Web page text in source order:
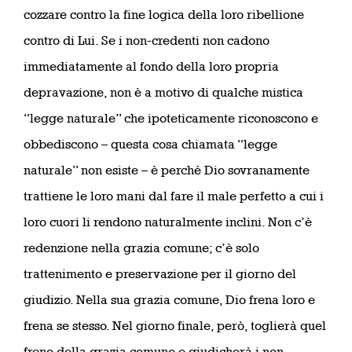
cozzare contro la fine logica della loro ribellione
contro di Lui. Se i non-credenti non cadono
immediatamente al fondo della loro propria
depravazione, non è a motivo di qualche mistica
“legge naturale” che ipoteticamente riconoscono e
obbediscono – questa cosa chiamata “legge
naturale” non esiste – è perché Dio sovranamente
trattiene le loro mani dal fare il male perfetto a cui i
loro cuori li rendono naturalmente inclini. Non c’è
redenzione nella grazia comune; c’è solo
trattenimento e preservazione per il giorno del
giudizio. Nella sua grazia comune, Dio frena loro e
frena se stesso. Nel giorno finale, però, toglierà quel